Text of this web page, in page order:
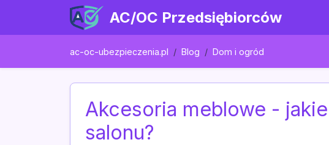
AC/OC Przedsiębiorców
ac-oc-ubezpieczenia.pl Blog Dom i ogród
Akcesoria meblowe -
salonu?